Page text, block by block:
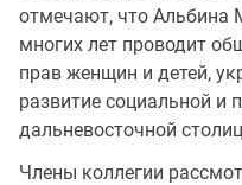
отмечают, что Альбина
многих лет проводит
прав женщин и детей,
развитие социальной и
дальневосточной
Члены коллегии